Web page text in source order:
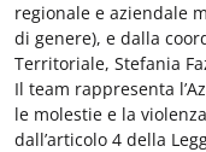
regionale e aziendale
di genere), e dalla
Territoriale, Stefania
Il team rappresenta
le molestie e la
dall’articolo 4 della